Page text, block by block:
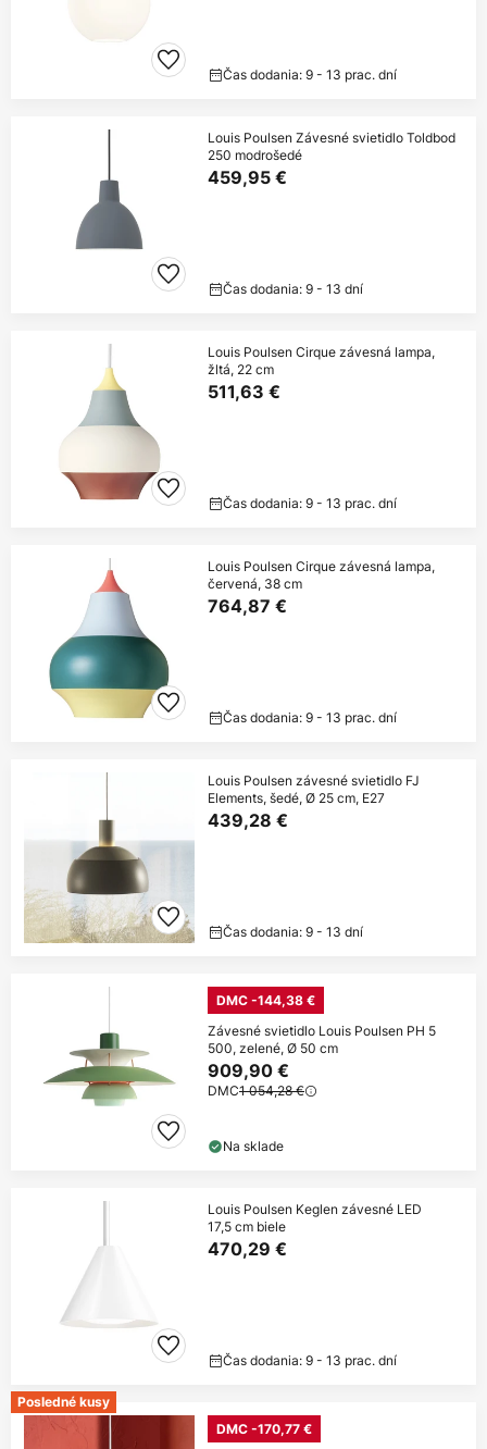
Čas dodania: 9 - 13 prac. dní
Louis Poulsen Závesné svietidlo Toldbod
250 modrošedé
459,95 €
Čas dodania: 9 - 13 dní
Louis Poulsen Cirque závesná lampa,
žltá, 22 cm
511,63 €
Čas dodania: 9 - 13 prac. dní
Louis Poulsen Cirque závesná lampa,
červená, 38 cm
764,87 €
Čas dodania: 9 - 13 prac. dní
Louis Poulsen závesné svietidlo FJ
Elements, šedé, Ø 25 cm, E27
439,28 €
Čas dodania: 9 - 13 dní
DMC -144,38 €
Závesné svietidlo Louis Poulsen PH 5
500, zelené, Ø 50 cm
909,90 €
DMC1 054,28 €
Na sklade
Louis Poulsen Keglen závesné LED
17,5 cm biele
470,29 €
Čas dodania: 9 - 13 prac. dní
Posledné kusy
DMC -170,77 €